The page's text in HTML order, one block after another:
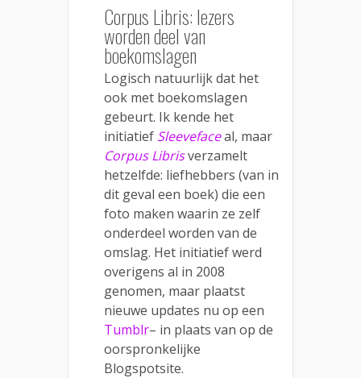
Corpus Libris: lezers
worden deel van
boekomslagen
Logisch natuurlijk dat het
ook met boekomslagen
gebeurt. Ik kende het
initiatief Sleevefaceal, maar
Corpus Librisverzamelt
hetzelfde: liefhebbers (van in
dit geval een boek) die een
foto maken waarin ze zelf
onderdeel worden van de
omslag. Het initiatief werd
overigens al in 2008
genomen, maar plaatst
nieuwe updates nu op een
Tumblr– in plaats van op de
oorspronkelijke
Blogspotsite.